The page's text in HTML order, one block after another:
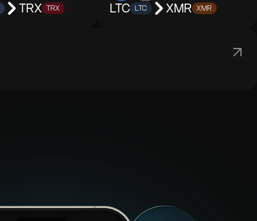
TRX TRX LTC LTC XMR XMR